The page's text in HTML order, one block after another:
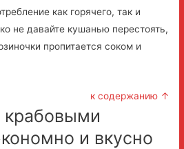
как горячего, так и
не давайте кушанью перестоять,
пропитается соком и
к содержанию ↑
крабовыми
и вкусно